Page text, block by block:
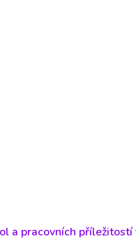
a pracovních příležitostí